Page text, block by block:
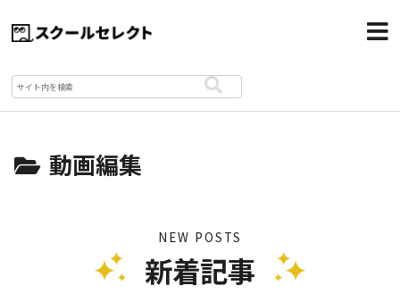
動画編集
NEW POSTS
新着記事